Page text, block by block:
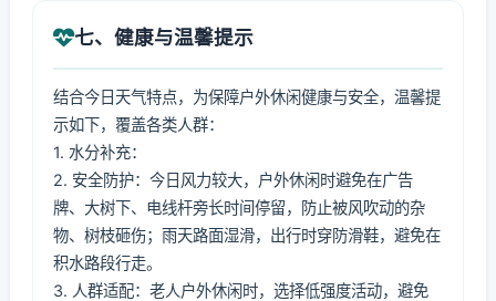
七、健康与温馨提示
结合今日天气特点，为保障户外休闲健康与安全，温馨提
示如下，覆盖各类人群：
1. 水分补充：
2. 安全防护：今日风力较大，户外休闲时避免在广告
牌、大树下、电线杆旁长时间停留，防止被风吹动的杂
物、树枝砸伤；雨天路面湿滑，出行时穿防滑鞋，避免在
积水路段行走。
3. 人群适配：老人户外休闲时，选择低强度活动，避免